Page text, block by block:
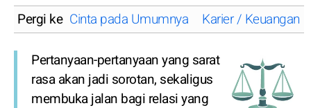
Pergi ke Cinta pada Umumnya Karier / Keuangan
Pertanyaan-pertanyaan yang sarat
rasa akan jadi sorotan, sekaligus
membuka jalan bagi relasi yang